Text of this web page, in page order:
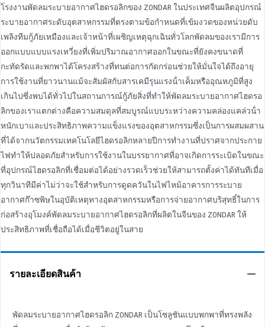
โรงงานพัดลมระบายอากาศไฮดรอลิกของ ZONDAR ในประเทศจีนผลิตอุปกรณ์
ระบายอากาศระดับอุตสาหกรรมที่ตรงตามข้อกําหนดที่เข้มงวดของหน่วยดับ
เพลิงทีมกู้ภัยเหมืองและเจ้าหน้าที่เผชิญเหตุฉุกเฉินทั่วโลกพัดลมของเรามีการ
ออกแบบแบบแรงเหวี่ยงที่เพิ่มปริมาณอากาศออกในขณะที่ยังคงขนาดที่
กะทัดรัดและพกพาได้โครงสร้างที่ทนต่อการกัดกร่อนช่วยให้มั่นใจได้ถึงอายุ
การใช้งานที่ยาวนานแม้จะสัมผัสกับสารเคมีรุนแรงน้ําเค็มหรืออุณหภูมิที่สูง
เกินไปซึ่งพบได้ทั่วไปในสถานการณ์กู้ภัยสิ่งที่ทําให้พัดลมระบายอากาศไฮดรอ
ลิกของเราแตกต่างคือความสมดุลที่สมบูรณ์แบบระหว่างความคล่องแคล่วน้ํา
หนักเบาและประสิทธิภาพความแข็งแรงของอุตสาหกรรมซึ่งเป็นการผสมผสาน
ที่ได้จากนวัตกรรมเทคโนโลยีไฮดรอลิกหลายปีการทํางานที่ปราศจากประกาย
ไฟทําให้ปลอดภัยสําหรับการใช้งานในบรรยากาศที่อาจเกิดการระเบิดในขณะ
ที่อุปกรณ์ไฮดรอลิกที่เชื่อมต่อได้อย่างรวดเร็วช่วยให้สามารถตั้งค่าได้ทันทีเมื่อ
ทุกวินาทีมีค่าไม่ว่าจะใช้สําหรับการดูดควันในไฟไหม้อาคารการระบาย
อากาศก๊าซพิษในอุบัติเหตุทางอุตสาหกรรมหรือการจ่ายอากาศบริสุทธิ์ในการ
ก่อสร้างอุโมงค์พัดลมระบายอากาศไฮดรอลิกที่ผลิตในจีนของ ZONDAR ให้
ประสิทธิภาพที่เชื่อถือได้เมื่อชีวิตอยู่ในสาย
รายละเอียดสินค้า
พัดลมระบายอากาศไฮดรอลิก ZONDAR เป็นโซลูชันแบบพกพาที่ทรงพลัง